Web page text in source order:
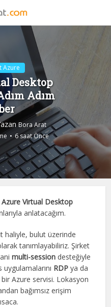
Azure
Desktop
Adım
Bora Arat
6 saat Önce
Azure Virtual Desktop
anlatacağım.
haliyle, bulut üzerinde
tanımlayabiliriz. Şirket
multi-session desteğiyle
RDP ya da
Azure servisi. Lokasyon
bağımsız erişim